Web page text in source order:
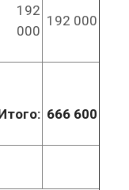
192
000
192 000
666 600